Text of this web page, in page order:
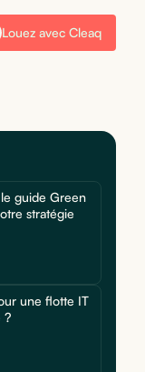
Louez avec Cleaq
guide Green
stratégie
une flotte IT
?